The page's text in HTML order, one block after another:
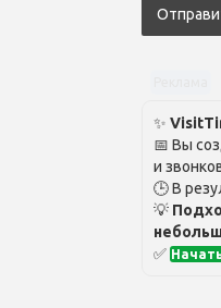
✨
📅 Вы
и
🕒 В
💡
✅